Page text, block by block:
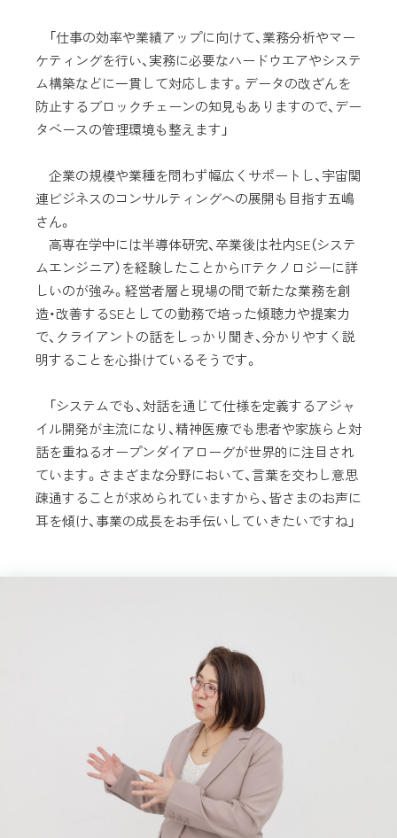
「仕事の効率や業績アップに向けて、業務分析やマー
ケティングを行い、実務に必要なハードウエアやシステ
ム構築などに一貫して対応します。データの改ざんを
防止するブロックチェーンの知見もありますので、デー
タベースの管理環境も整えます」
企業の規模や業種を問わず幅広くサポートし、宇宙関
連ビジネスのコンサルティングへの展開も目指す五嶋
さん。
高専在学中には半導体研究、卒業後は社内SE（システ
ムエンジニア）を経験したことからITテクノロジーに詳
しいのが強み。経営者層と現場の間で新たな業務を創
造・改善するSEとしての勤務で培った傾聴力や提案力
で、クライアントの話をしっかり聞き、分かりやすく説
明することを心掛けているそうです。
「システムでも、対話を通じて仕様を定義するアジャ
イル開発が主流になり、精神医療でも患者や家族らと対
話を重ねるオープンダイアローグが世界的に注目され
ています。さまざまな分野において、言葉を交わし意思
疎通することが求められていますから、皆さまのお声に
耳を傾け、事業の成長をお手伝いしていきたいですね」